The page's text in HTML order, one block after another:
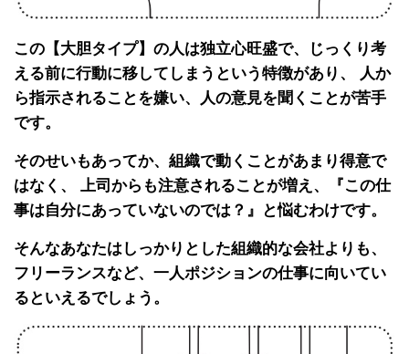
この【大胆タイプ】の人は独立心旺盛で、じっくり考
える前に行動に移してしまうという特徴があり、 人か
ら指示されることを嫌い、人の意見を聞くことが苦手
です。
そのせいもあってか、組織で動くことがあまり得意で
はなく、 上司からも注意されることが増え、『この仕
事は自分にあっていないのでは？』と悩むわけです。
そんなあなたはしっかりとした組織的な会社よりも、
フリーランスなど、一人ポジションの仕事に向いてい
るといえるでしょう。